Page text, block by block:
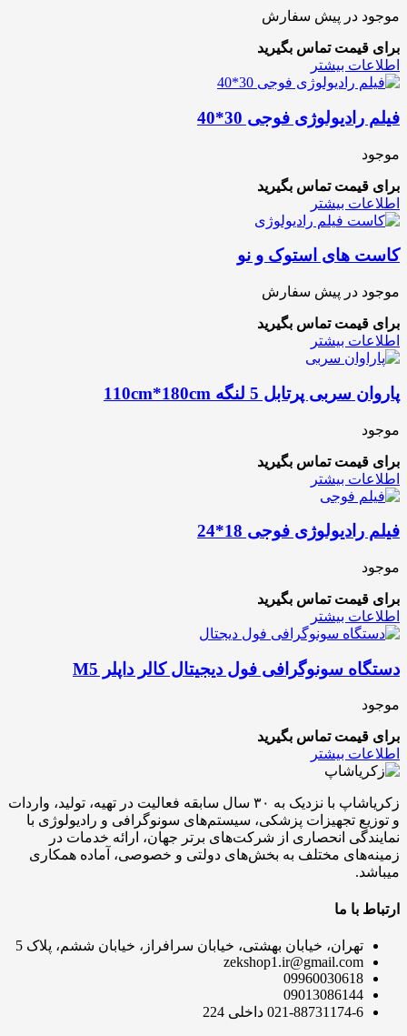
موجود در پیش سفارش
برای قیمت تماس بگیرید
اطلاعات بیشتر
فیلم رادیولوژی فوجی 30*40
موجود
برای قیمت تماس بگیرید
اطلاعات بیشتر
کاست های استوک و نو
موجود در پیش سفارش
برای قیمت تماس بگیرید
اطلاعات بیشتر
پاروان سربی پرتابل 5 لنگه 110cm*180cm
موجود
برای قیمت تماس بگیرید
اطلاعات بیشتر
فیلم رادیولوژی فوجی 18*24
موجود
برای قیمت تماس بگیرید
اطلاعات بیشتر
دستگاه سونوگرافی فول دیجیتال کالر داپلر M5
موجود
برای قیمت تماس بگیرید
اطلاعات بیشتر
زکریاشاپ با نزدیک به ۳۰ سال سابقه فعالیت در تهیه، تولید، واردات
و توزیع تجهیزات پزشکی، سیستم‌های سونوگرافی و رادیولوژی با
نمایندگی انحصاری از شرکت‌های برتر جهان، ارائه خدمات در
زمینه‌های مختلف به بخش‌های دولتی و خصوصی، آماده همکاری
میباشد.
ارتباط با ما
تهران، خیابان بهشتی، خیابان سرافراز، خیابان ششم، پلاک 5
zekshop1.ir@gmail.com
09960030618
09013086144
021-88731174-6 داخلی 224